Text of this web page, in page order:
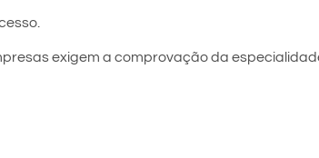
exigem a comprovação da